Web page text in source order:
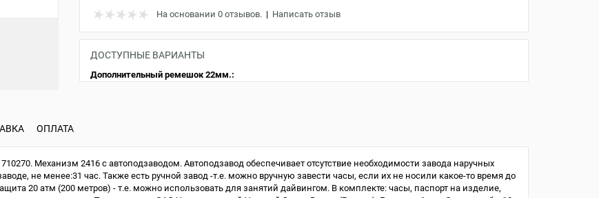
На основании 0 отзывов.| Написать отзыв
ДОСТУПНЫЕ ВАРИАНТЫ
Дополнительный ремешок 22мм.:
ОПЛАТА
Механизм 2416 с автоподзаводом. Автоподзавод обеспечивает отсутствие необходимости завода наручных
не менее:31 час. Также есть ручной завод -т.е. можно вручную завести часы, если их не носили какое-то время до
20 атм (200 метров) - т.е. можно использовать для занятий дайвингом. В комплекте: часы, паспорт на изделие,